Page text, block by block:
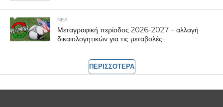
ΝΕΑ
Μεταγραφική περίοδος 2026-2027 – αλλαγή
δικαιολογητικών για τις μεταβολές-
ΠΕΡΙΣΣΟΤΕΡΑ